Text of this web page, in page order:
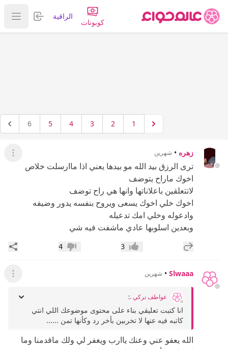
كوبونات
الراقية تسجيل
عرض
1
2
3
4
5
6
زهره • شهرين عرض
ترى الرزق بيد الله مو بيدها يعني اذا ماارسلت خلاص
اخوك ماراح يتوضف
لاتتعلقين باعلاناتها وانها هي راح توضف
اخوك خلي اخوك يسعى ويروح بنفسه يدور وضيفه
وادعوله وخلي امك تدعيله
وبعدين اسلوبها عادي ماشفت فيه شي
إضافة رد جديد إعجاب3 عدم إعجاب
4
Slwaaa
• شهرين عرض
عواطف تركي .:
انا كتبت تعليقي بناء على محتوى موضوعك اللي انتي
كاتبه فيه عنها لا تخربين بأخر رد وكأنها تمن ......
الله يعفو عني وعنك ياارب ويغفر لي ولك ماقدمنا وما